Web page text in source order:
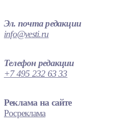
Эл. почта редакции
info@vesti.ru
Телефон редакции
+7 495 232 63 33
Реклама на сайте
Росреклама